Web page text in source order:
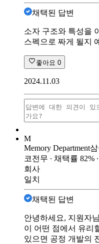
채택된 답변
소자 구조와 특성을
스펙으로 짜게 될지
좋아요 0
2024.11.03
M
Memory Department
코전무 ∙ 채택률 82% ∙
회사
일치
채택된 답변
안녕하세요, 지원자
이 어떤 점에서 유리
있으면 공정 개발의